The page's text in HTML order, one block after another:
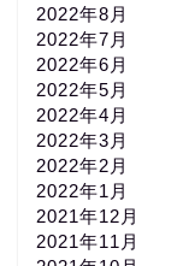
2022年8月
2022年7月
2022年6月
2022年5月
2022年4月
2022年3月
2022年2月
2022年1月
2021年12月
2021年11月